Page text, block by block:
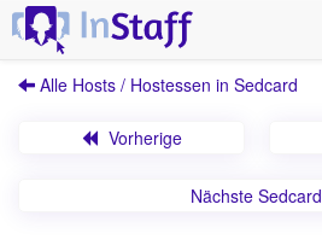
Alle Hosts / Hostessen in Sedcard
Vorherige
Nächste Sedcard